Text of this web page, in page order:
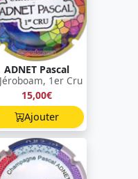
ADNET Pascal
1er Cru
15,00€
Ajouter